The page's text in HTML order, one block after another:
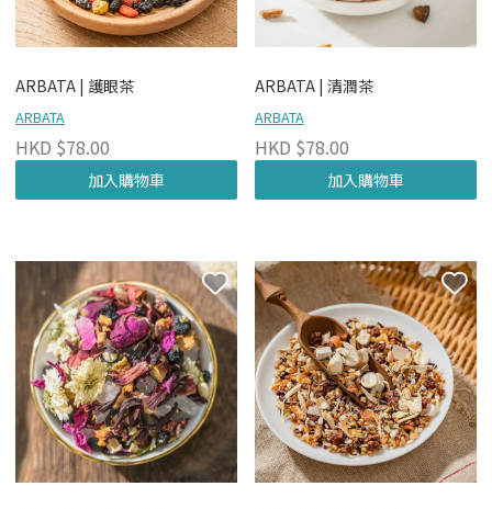
ARBATA | 護眼茶
ARBATA
HKD $78.00
加入購物車
ARBATA | 清潤茶
ARBATA
HKD $78.00
加入購物車